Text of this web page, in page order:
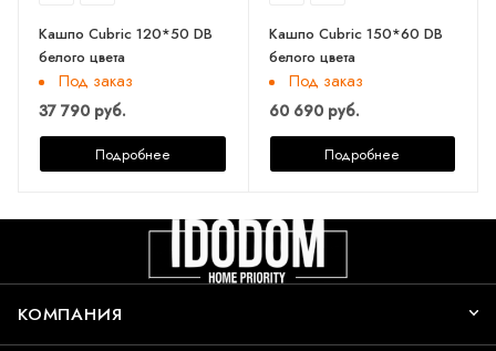
Кашпо Cubric 120*50 DB
белого цвета
Под заказ
37 790 руб.
Подробнее
Кашпо Cubric 150*60 DB
белого цвета
Под заказ
60 690 руб.
Подробнее
КОМПАНИЯ